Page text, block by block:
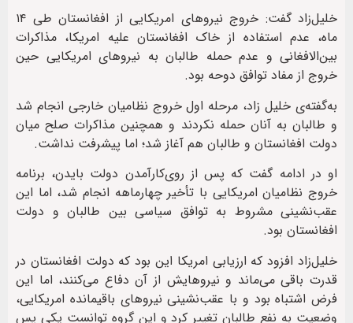
خلیل‌زاد گفت: خروج نیروهای امریکایی از افغانستان طی ۱۴
ماه، عدم استفاده از خاک افغانستان علیه امریکا، مذاکرات
بین‌الافغانی و عدم حمله طالبان به نیروهای امریکایی حین
خروج از مفاد توافق دوحه بود.
به‌گفته‌ی خلیل زاد، مرحله اول خروج نظامیان خارجی انجام شد
و طالبان به آنان حمله نکردند و همچنین مذاکرات صلح میان
دولت افغانستان و طالبان هم آغاز شد؛ اما پیشرفت نداشت.
او در ادامه گفت که پس از روی‌کارآمدن دولت بایدن، برنامه
خروج نظامیان امریکایی با تأخیر چهارماهه انجام شد، اما این
عقب‌نشینی مشروط به توافق سیاسی بین طالبان و دولت
افغانستان بود.
خلیل‌زاد افزود که ارزیابی امریکا این بود که دولت افغانستان در
قدرت باقی می‌ماند و نیروهایش از آن دفاع می‌کنند، اما این
فرض اشتباه بود و با عقب‌نشینی نیروهای باقیمانده امریکایی،
وضعیت به نفع طالبان تغییر کرد و این گروه توانست یکی پس